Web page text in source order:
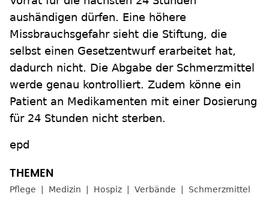
aushändigen dürfen. Eine höhere
Missbrauchsgefahr sieht die Stiftung, die
selbst einen Gesetzentwurf erarbeitet hat,
dadurch nicht. Die Abgabe der Schmerzmittel
werde genau kontrolliert. Zudem könne ein
Patient an Medikamenten mit einer Dosierung
für 24 Stunden nicht sterben.
epd
Pflege Medizin Hospiz Verbände Schmerzmittel